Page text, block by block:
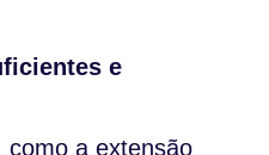
e
como a extensão